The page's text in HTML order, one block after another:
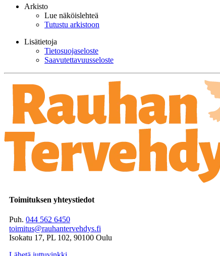
Arkisto
Lue näköislehteä
Tutustu arkistoon
Lisätietoja
Tietosuojaseloste
Saavutettavuusseloste
Toimituksen yhteystiedot
Puh. 044 562 6450
toimitus@rauhantervehdys.fi
Isokatu 17, PL 102, 90100 Oulu